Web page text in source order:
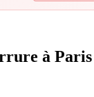
à